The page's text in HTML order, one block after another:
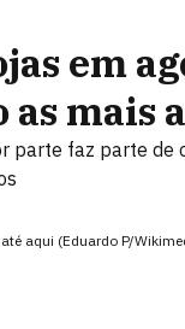
em
mais
parte faz parte de
aqui (Eduardo P/